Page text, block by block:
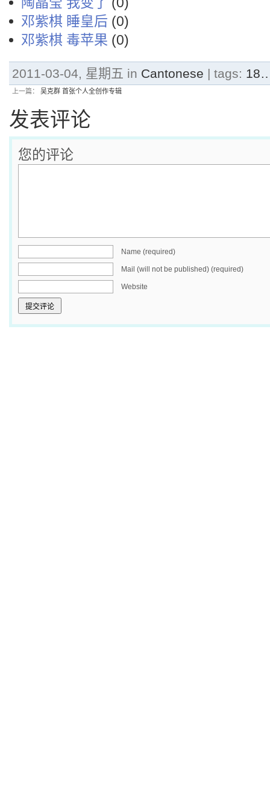
邓紫棋 睡皇后 (0)
邓紫棋 毒苹果 (0)
2011-03-04, 星期五 in Cantonese | tags:
上一篇： 吴克群 首张个人全创作专辑
发表评论
您的评论
Name (required)
Mail (will not be published) (required)
Website